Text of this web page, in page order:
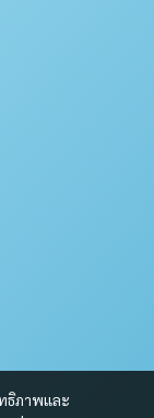
ธิภาพและ